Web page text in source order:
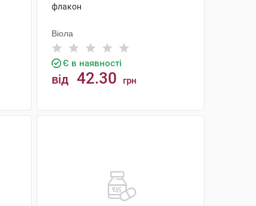
флакон
Віола
Є в наявності
від 42.30 грн